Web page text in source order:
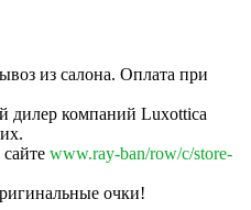
из салона. Оплата при
дилер компаний Luxottica
www.ray-ban/row/c/store-
очки!